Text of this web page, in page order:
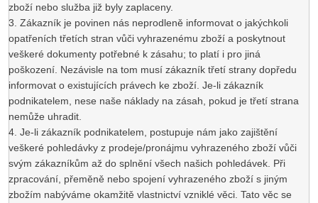
zboží nebo služba již byly zaplaceny.
3. Zákazník je povinen nás neprodleně informovat o jakýchkoli
opatřeních třetích stran vůči vyhrazenému zboží a poskytnout
veškeré dokumenty potřebné k zásahu; to platí i pro jiná
poškození. Nezávisle na tom musí zákazník třetí strany dopředu
informovat o existujících právech ke zboží. Je-li zákazník
podnikatelem, nese naše náklady na zásah, pokud je třetí strana
nemůže uhradit.
4. Je-li zákazník podnikatelem, postupuje nám jako zajištění
veškeré pohledávky z prodeje/pronájmu vyhrazeného zboží vůči
svým zákazníkům až do splnění všech našich pohledávek. Při
zpracování, přeměně nebo spojení vyhrazeného zboží s jiným
zbožím nabýváme okamžitě vlastnictví vzniklé věci. Tato věc se